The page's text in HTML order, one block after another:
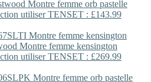
Montre femme orb pastelle
utiliser TENSET : £143.99
Montre femme kensington
utiliser TENSET : £269.99